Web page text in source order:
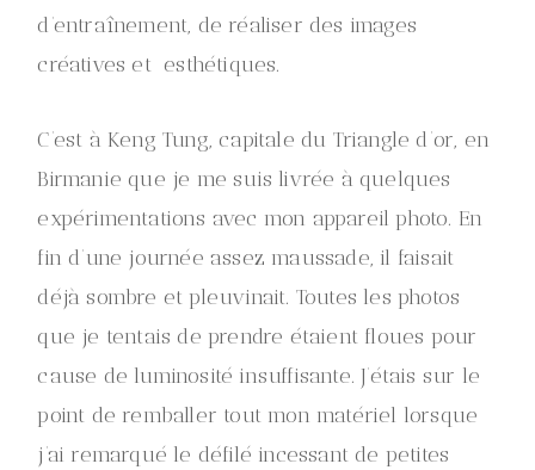
d’entraînement, de réaliser des images
créatives et esthétiques.
C’est à Keng Tung, capitale du Triangle d’or, en
Birmanie que je me suis livrée à quelques
expérimentations avec mon appareil photo. En
fin d’une journée assez maussade, il faisait
déjà sombre et pleuvinait. Toutes les photos
que je tentais de prendre étaient floues pour
cause de luminosité insuffisante. J’étais sur le
point de remballer tout mon matériel lorsque
j’ai remarqué le défilé incessant de petites